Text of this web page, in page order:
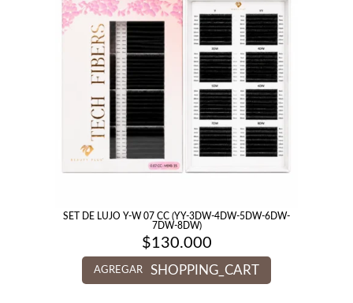
SET DE LUJO Y-W 07 CC (YY-3DW-4DW-5DW-6DW-
7DW-8DW)
$130.000
AGREGAR SHOPPING_CART